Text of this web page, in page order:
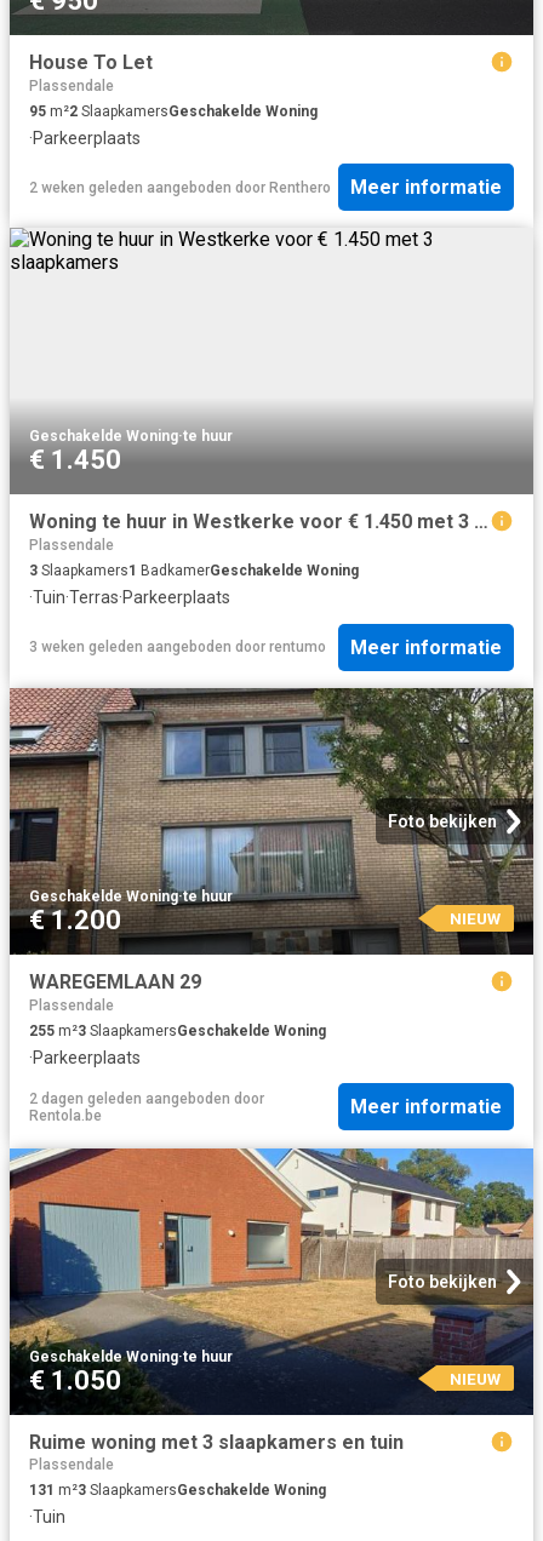
House To Let
Plassendale
95 m²2 SlaapkamersGeschakelde Woning
·Parkeerplaats
2 weken geleden aangeboden door Renthero Meer informatie
Geschakelde Woning·te huur
€ 1.450
Woning te huur in Westkerke voor € 1.450 met 3 slaapkamers
Plassendale
3 Slaapkamers1 BadkamerGeschakelde Woning
·Tuin·Terras·Parkeerplaats
3 weken geleden aangeboden door rentumo Meer informatie
Foto bekijken
Geschakelde Woning·te huur
€ 1.200 NIEUW
WAREGEMLAAN 29
Plassendale
255 m²3 SlaapkamersGeschakelde Woning
·Parkeerplaats
2 dagen geleden aangeboden door
Rentola.be
Meer informatie
Foto bekijken
Geschakelde Woning·te huur
€ 1.050 NIEUW
Ruime woning met 3 slaapkamers en tuin
Plassendale
131 m²3 SlaapkamersGeschakelde Woning
·Tuin